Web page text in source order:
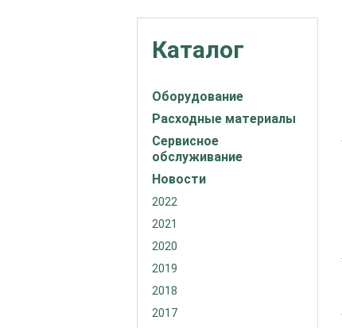
Каталог
Оборудование
Расходные материалы
Сервисное
обслуживание
Новости
2022
2021
2020
2019
2018
2017